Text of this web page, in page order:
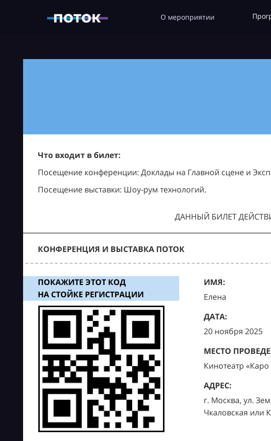
О мероприятии
Что входит в билет:
Посещение конференции: Доклады на Главной сцене и
Посещение выставки: Шоу-рум технологий.
ДАННЫЙ БИЛЕТ
КОНФЕРЕНЦИЯ И ВЫСТАВКА ПОТОК
ПОКАЖИТЕ ЭТОТ КОД
НА СТОЙКЕ РЕГИСТРАЦИИ
ИМЯ:
Елена
ДАТА:
20 ноября 2025
МЕСТО
Кинотеатр
АДРЕС:
г. Москва, ул.
Чкаловская или